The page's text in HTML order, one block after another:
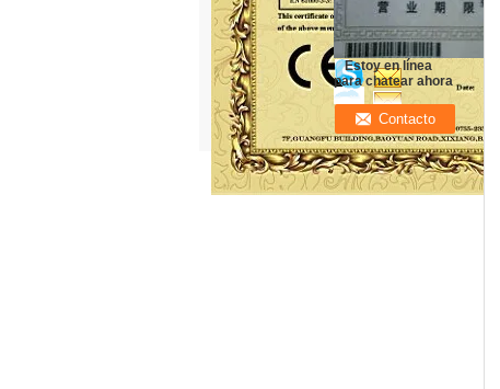
Estoy en línea
para chatear ahora